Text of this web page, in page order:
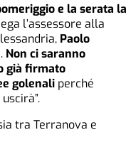
e la serata la
l’assessore alla
Paolo
Non ci saranno
già firmato
golenali perché
tra Terranova e